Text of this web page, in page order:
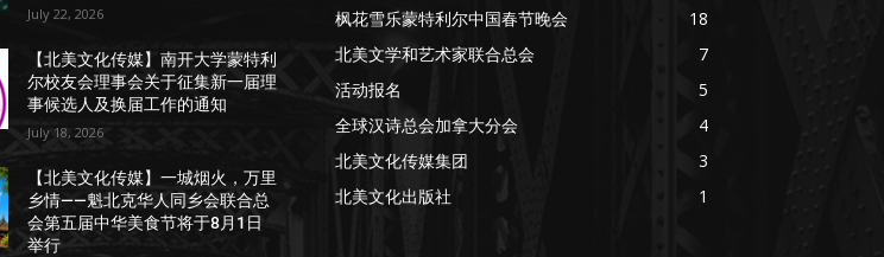
July 22, 2026
【北美文化传媒】南开大学蒙特利
尔校友会理事会关于征集新一届理
事候选人及换届工作的通知
July 18, 2026
【北美文化传媒】一城烟火，万里
乡情——魁北克华人同乡会联合总
会第五届中华美食节将于8月1日
举行
枫花雪乐蒙特利尔中国春节晚会
18
北美文学和艺术家联合总会
7
活动报名
5
全球汉诗总会加拿大分会
4
北美文化传媒集团
3
北美文化出版社
1